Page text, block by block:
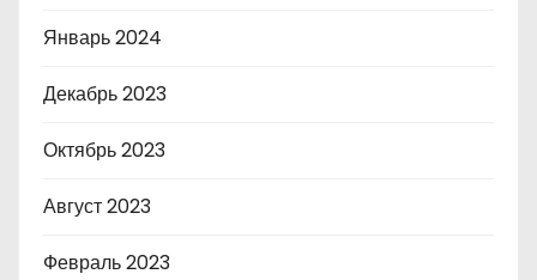
Январь 2024
Декабрь 2023
Октябрь 2023
Август 2023
Февраль 2023